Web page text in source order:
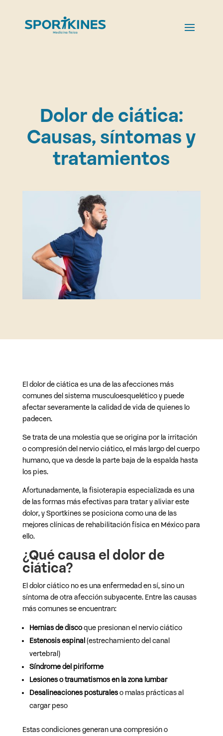
Dolor de ciática:
Causas, síntomas y
tratamientos
El dolor de ciática es una de las afecciones más
comunes del sistema musculoesquelético y puede
afectar severamente la calidad de vida de quienes lo
padecen.
Se trata de una molestia que se origina por la irritación
o compresión del nervio ciático, el más largo del cuerpo
humano, que va desde la parte baja de la espalda hasta
los pies.
Afortunadamente, la fisioterapia especializada es una
de las formas más efectivas para tratar y aliviar este
dolor, y Sportkines se posiciona como una de las
mejores clínicas de rehabilitación física en México para
ello.
¿Qué causa el dolor de
ciática?
El dolor ciático no es una enfermedad en sí, sino un
síntoma de otra afección subyacente. Entre las causas
más comunes se encuentran:
Hernias de discoque presionan el nervio ciático
Estenosis espinal(estrechamiento del canal
vertebral)
Síndrome del piriforme
Lesiones o traumatismos en la zona lumbar
Desalineaciones posturaleso malas prácticas al
cargar peso
Estas condiciones generan una compresión o